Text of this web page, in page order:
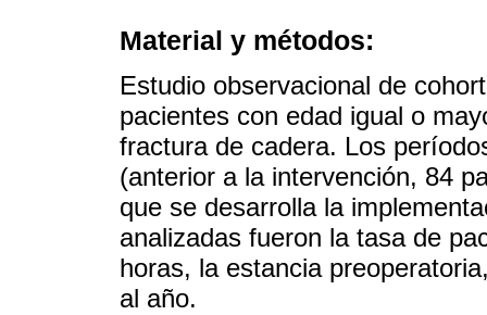
Material y métodos:
Estudio observacional de
pacientes con edad igual o
fractura de cadera. Los
(anterior a la intervención, 84
que se desarrolla la
analizadas fueron la tasa de
horas, la estancia
al año.